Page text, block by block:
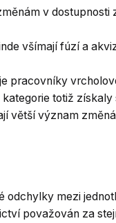
v
všímají fúzí a
pracovníky
totiž získaly
větší význam
odchylky mezi
považován za